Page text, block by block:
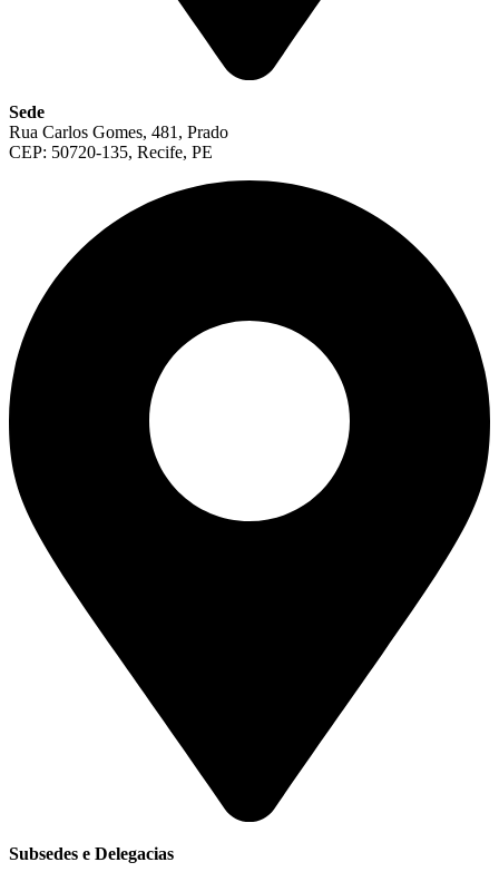
Sede
Rua Carlos Gomes, 481, Prado
CEP: 50720-135, Recife, PE
Subsedes e Delegacias